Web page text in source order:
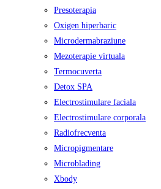
Presoterapia
Oxigen hiperbaric
Microdermabraziune
Mezoterapie virtuala
Termocuverta
Detox SPA
Electrostimulare faciala
Electrostimulare corporala
Radiofrecventa
Micropigmentare
Microblading
Xbody